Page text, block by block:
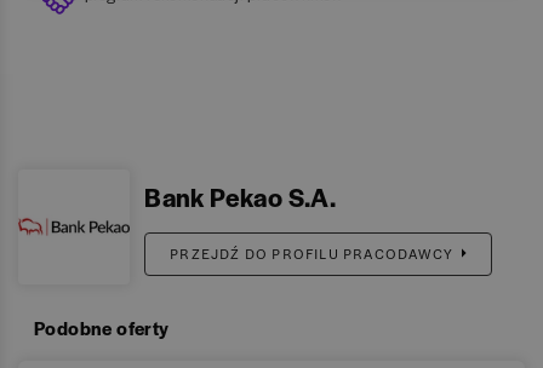
Bank Pekao S.A.
PRZEJDŹ DO PROFILU PRACODAWCY
Podobne oferty